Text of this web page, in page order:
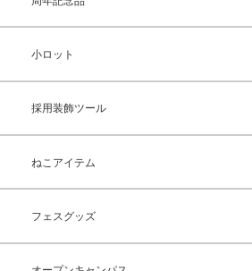
小ロット
採用装飾ツール
ねこアイテム
フェスグッズ